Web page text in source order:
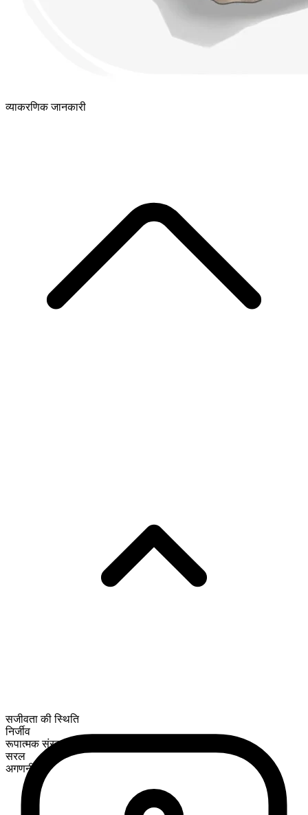
व्याकरणिक जानकारी
सजीवता की स्थिति
निर्जीव
रूपात्मक संरचना
सरल
अगणनीय